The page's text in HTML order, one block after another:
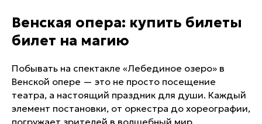
Венская опера: купить билеты
билет на магию
Побывать на спектакле «Лебединое озеро» в
Венской опере — это не просто посещение
театра, а настоящий праздник для души. Каждый
элемент постановки, от оркестра до хореографии,
погружает зрителей в волшебный мир